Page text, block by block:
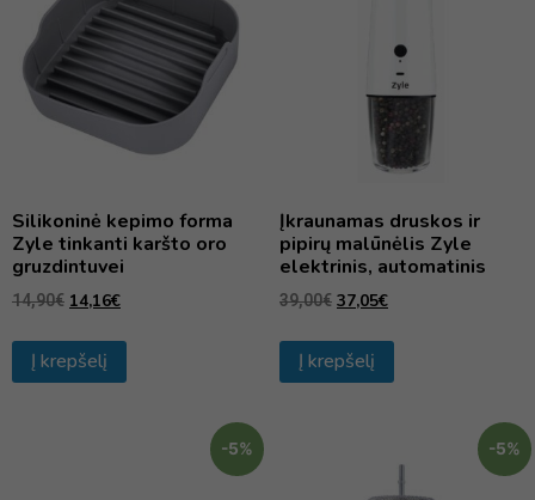
Silikoninė kepimo forma
Zyle tinkanti karšto oro
gruzdintuvei
14,90€ 14,16€
Į krepšelį
Įkraunamas druskos ir
pipirų malūnėlis Zyle
elektrinis, automatinis
39,00€ 37,05€
Į krepšelį
-5% -5%